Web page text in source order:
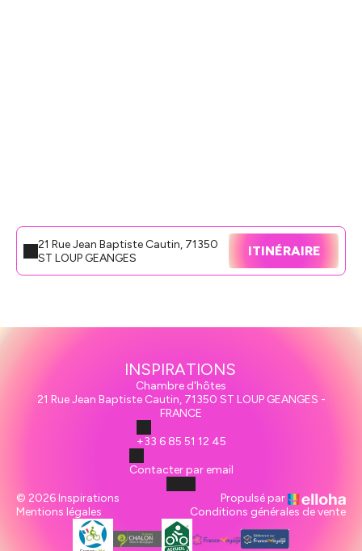
21 Rue Jean Baptiste Cautin, 71350
ST LOUP GEANGES
ITINÉRAIRE
INSPIRATIONS
Chambre d'hôtes
21 Rue Jean Baptiste Cautin, 71350 ST LOUP GEANGES -
FRANCE
+33 6 85 51 12 45
Contacter par email
© 2026 Inspirations
Propulsé par
Mentions légales
Conditions générales de vente